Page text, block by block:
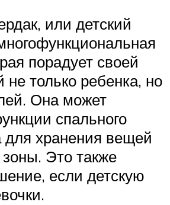
или детский
порадует своей
не только ребенка, но
Она может
спального
для хранения вещей
Это также
если детскую